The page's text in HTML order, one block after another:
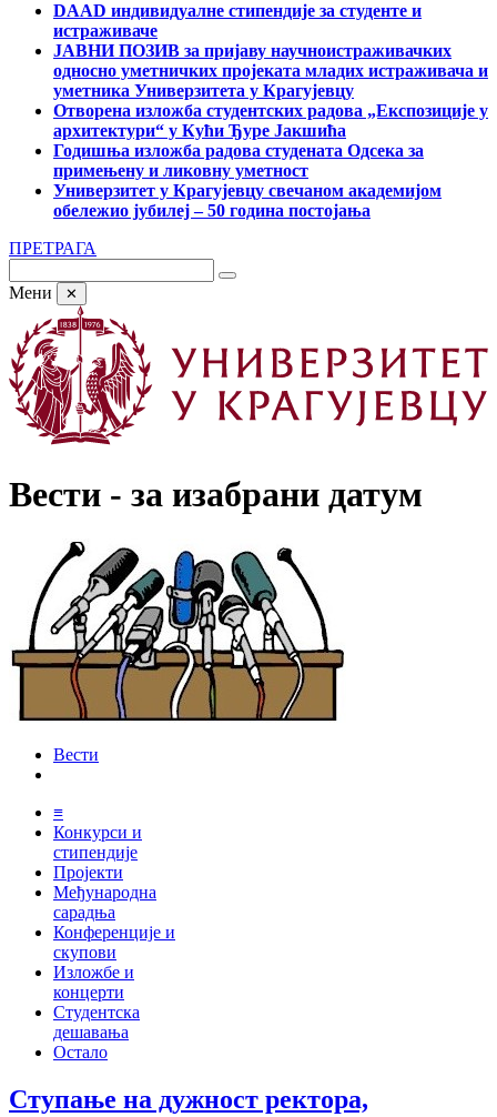
DAAD индивидуалне стипендије за студенте и
истраживаче
ЈАВНИ ПОЗИВ за пријаву научноистраживачких
односно уметничких пројеката младих истраживача и
уметника Универзитета у Крагујевцу
Отворена изложба студентских радова „Експозиције у
архитектури“ у Кући Ђуре Јакшића
Годишња изложба радова студената Одсека за
примењену и ликовну уметност
Универзитет у Крагујевцу свечаном академијом
обележио јубилеј – 50 година постојања
ПРЕТРАГА
Мени ✕
Вести - за изабрани датум
Вести
≡
Конкурси и
стипендије
Пројекти
Међународна
сарадња
Конференције и
скупови
Изложбе и
концерти
Студентска
дешавања
Остало
Ступање на дужност ректора,